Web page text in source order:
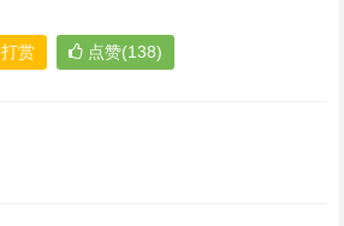
打赏 点赞(138)